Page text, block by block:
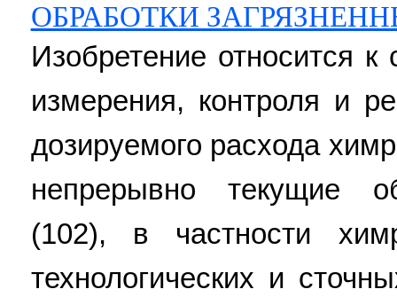
ОБРАБОТКИ
Изобретение относится к
измерения, контроля и
дозируемого расхода
непрерывно текущие
(102), в частности
технологических и